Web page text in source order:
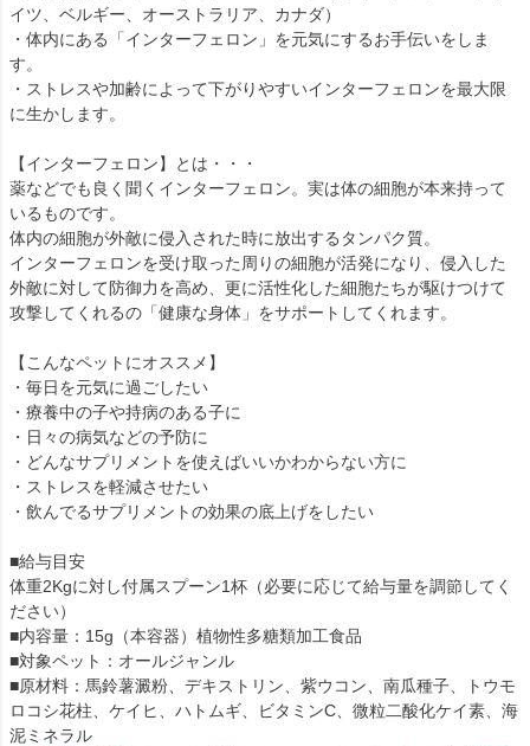
イツ、ベルギー、オーストラリア、カナダ）
・体内にある「インターフェロン」を元気にするお手伝いをしま
す。
・ストレスや加齢によって下がりやすいインターフェロンを最大限
に生かします。
【インターフェロン】とは・・・
薬などでも良く聞くインターフェロン。実は体の細胞が本来持って
いるものです。
体内の細胞が外敵に侵入された時に放出するタンパク質。
インターフェロンを受け取った周りの細胞が活発になり、侵入した
外敵に対して防御力を高め、更に活性化した細胞たちが駆けつけて
攻撃してくれるの「健康な身体」をサポートしてくれます。
【こんなペットにオススメ】
・毎日を元気に過ごしたい
・療養中の子や持病のある子に
・日々の病気などの予防に
・どんなサプリメントを使えばいいかわからない方に
・ストレスを軽減させたい
・飲んでるサプリメントの効果の底上げをしたい
■給与目安
体重2Kgに対し付属スプーン1杯（必要に応じて給与量を調節してく
ださい）
■内容量：15g（本容器）植物性多糖類加工食品
■対象ペット：オールジャンル
■原材料：馬鈴薯澱粉、デキストリン、紫ウコン、南瓜種子、トウモ
ロコシ花柱、ケイヒ、ハトムギ、ビタミンC、微粒二酸化ケイ素、海
泥ミネラル